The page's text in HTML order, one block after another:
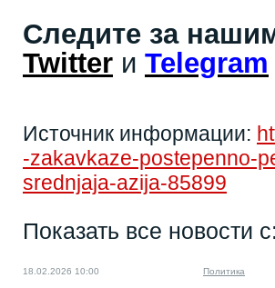
Следите за
Twitter и Telegram
Источник информации:
-zakavkaze-postepenno-
srednjaja-azija-85899
Показать все новости с:
18.02.2026 10:00 Политика